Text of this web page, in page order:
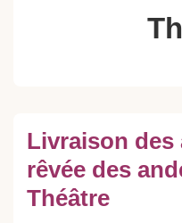
Livraison des
rêvée des
Théâtre